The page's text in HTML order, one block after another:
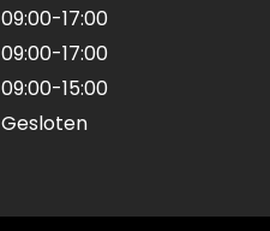
09:00-17:00
09:00-17:00
09:00-15:00
Gesloten